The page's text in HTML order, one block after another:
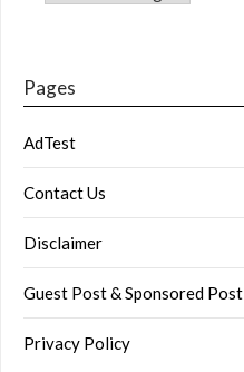
Pages
AdTest
Contact Us
Disclaimer
Guest Post & Sponsored Post
Privacy Policy